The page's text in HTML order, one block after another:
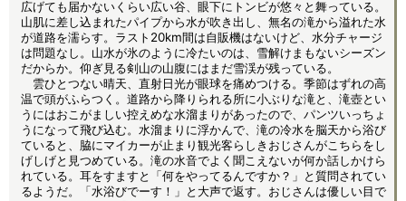
広げても届かないくらい広い谷、眼下にトンビが悠々と舞っている。
山肌に差し込まれたパイプから水が吹き出し、無名の滝から溢れた水
が道路を濡らす。ラスト20km間は自販機はないけど、水分チャージ
は問題なし。山水が氷のように冷たいのは、雪解けまもないシーズン
だからか。仰ぎ見る剣山の山腹にはまだ雪渓が残っている。
雲ひとつない晴天、直射日光が眼球を痛めつける。季節はずれの高
温で頭がふらつく。道路から降りられる所に小ぶりな滝と、滝壺とい
うにはおこがましい控えめな水溜まりがあったので、パンツいっちょ
うになって飛び込む。水溜まりに浮かんで、滝の冷水を脳天から浴び
ていると、脇にマイカーが止まり観光客らしきおじさんがこちらをし
げしげと見つめている。滝の水音でよく聞こえないが何か話しかけら
れている。耳をすますと「何をやってるんですか？」と質問されてい
るようだ。「水浴びでーす！」と大声で返す。おじさんは優しい目で